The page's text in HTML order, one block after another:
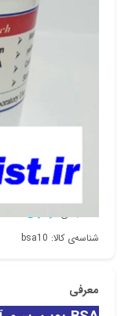
شناسه‌ی کالا: bsa10
معرفی